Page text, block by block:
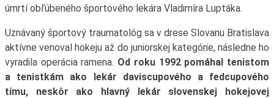
úmrtí obľúbeného športového lekára Vladimíra Luptáka.
Uznávaný športový traumatológ sa v drese Slovanu Bratislava
aktívne venoval hokeju až do juniorskej kategórie, následne ho
vyradila operácia ramena. Od roku 1992 pomáhal tenistom
a tenistkám ako lekár daviscupového a fedcupového
tímu, neskôr ako hlavný lekár slovenskej hokejovej